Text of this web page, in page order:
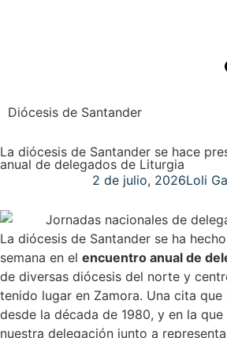
Diócesis de Santander
La diócesis de Santander se hace
anual de delegados de Liturgia
2 de julio, 2026Loli
La diócesis de Santander se ha
semana en el encuentro anual de
de diversas diócesis del norte y
tenido lugar en Zamora. Una cita que
desde la década de 1980, y en la
nuestra delegación junto a